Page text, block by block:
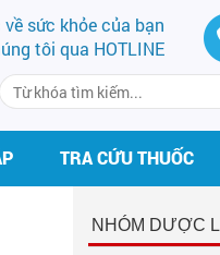
sức khỏe của bạn
tôi qua HOTLINE
TRA CỨU THUỐC
NHÓM DƯỢC